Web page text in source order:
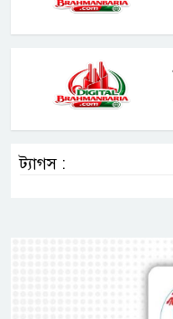
ট্যাগস :